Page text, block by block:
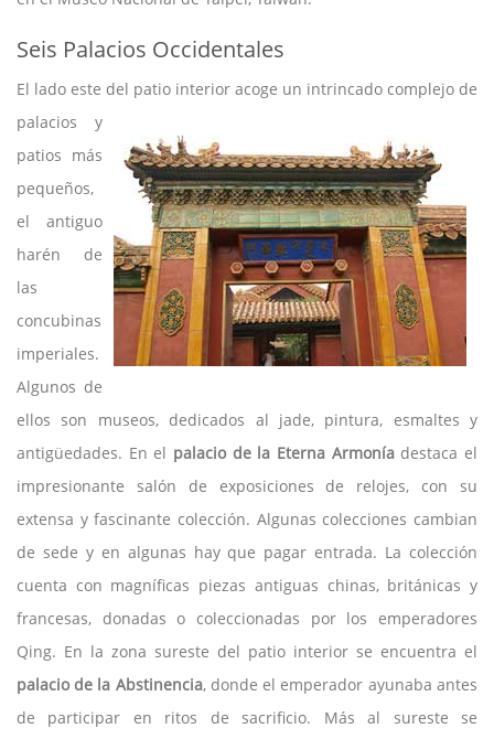
Seis Palacios Occidentales
El lado este del patio interior acoge un intrincado complejo de
palacios y
patios más
pequeños,
el antiguo
harén de
las
concubinas
imperiales.
Algunos de
ellos son museos, dedicados al jade, pintura, esmaltes y
antigüedades. En el palacio de la Eterna Armoníadestaca el
impresionante salón de exposiciones de relojes, con su
extensa y fascinante colección. Algunas colecciones cambian
de sede y en algunas hay que pagar entrada. La colección
cuenta con magníficas piezas antiguas chinas, británicas y
francesas, donadas o coleccionadas por los emperadores
Qing. En la zona sureste del patio interior se encuentra el
palacio de la Abstinencia, donde el emperador ayunaba antes
de participar en ritos de sacrificio. Más al sureste se